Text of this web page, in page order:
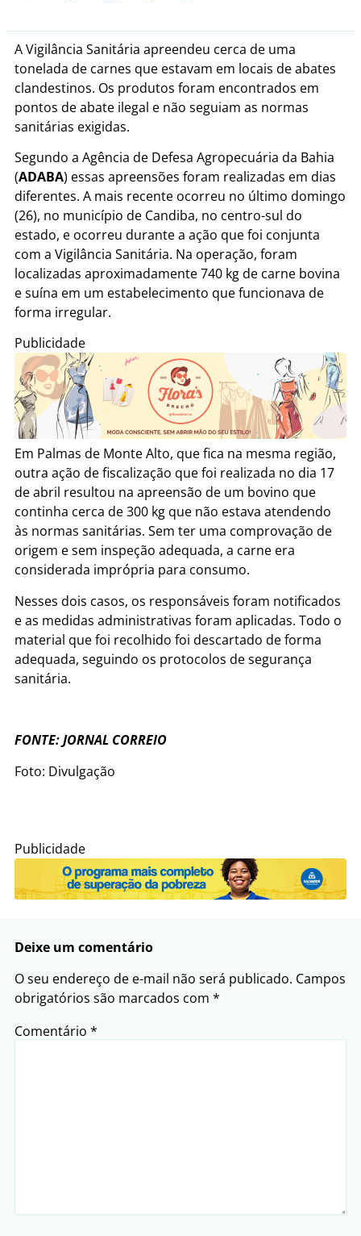
A Vigilância Sanitária apreendeu cerca de uma
tonelada de carnes que estavam em locais de abates
clandestinos. Os produtos foram encontrados em
pontos de abate ilegal e não seguiam as normas
sanitárias exigidas.
Segundo a Agência de Defesa Agropecuária da Bahia
(ADABA) essas apreensões foram realizadas em dias
diferentes. A mais recente ocorreu no último domingo
(26), no município de Candiba, no centro-sul do
estado, e ocorreu durante a ação que foi conjunta
com a Vigilância Sanitária. Na operação, foram
localizadas aproximadamente 740 kg de carne bovina
e suína em um estabelecimento que funcionava de
forma irregular.
Publicidade
Em Palmas de Monte Alto, que fica na mesma região,
outra ação de fiscalização que foi realizada no dia 17
de abril resultou na apreensão de um bovino que
continha cerca de 300 kg que não estava atendendo
às normas sanitárias. Sem ter uma comprovação de
origem e sem inspeção adequada, a carne era
considerada imprópria para consumo.
Nesses dois casos, os responsáveis foram notificados
e as medidas administrativas foram aplicadas. Todo o
material que foi recolhido foi descartado de forma
adequada, seguindo os protocolos de segurança
sanitária.
FONTE: JORNAL CORREIO
Foto: Divulgação
Publicidade
Deixe um comentário
O seu endereço de e-mail não será publicado. Campos
obrigatórios são marcados com *
Comentário *